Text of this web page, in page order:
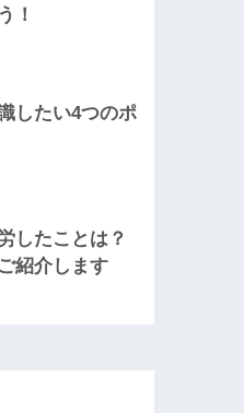
！
したい4つのポ
したことは？
紹介します